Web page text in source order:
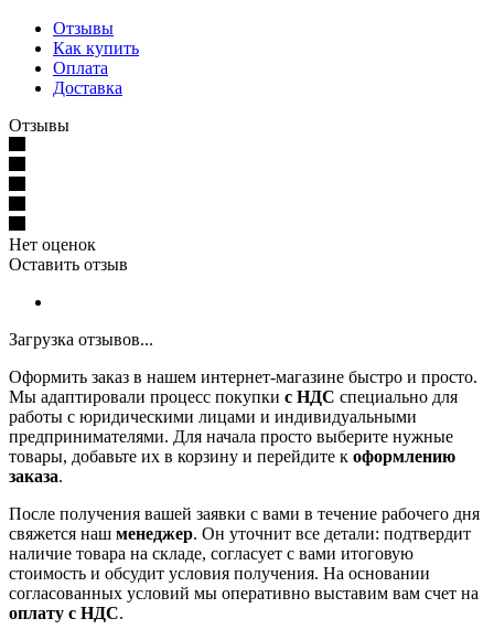
Отзывы
Как купить
Оплата
Доставка
Отзывы
Нет оценок
Оставить отзыв
Загрузка отзывов...
Оформить заказ в нашем интернет-магазине быстро и просто.
Мы адаптировали процесс покупки с НДС специально для
работы с юридическими лицами и индивидуальными
предпринимателями. Для начала просто выберите нужные
товары, добавьте их в корзину и перейдите к оформлению
заказа.
После получения вашей заявки с вами в течение рабочего дня
свяжется наш менеджер. Он уточнит все детали: подтвердит
наличие товара на складе, согласует с вами итоговую
стоимость и обсудит условия получения. На основании
согласованных условий мы оперативно выставим вам счет на
оплату с НДС.